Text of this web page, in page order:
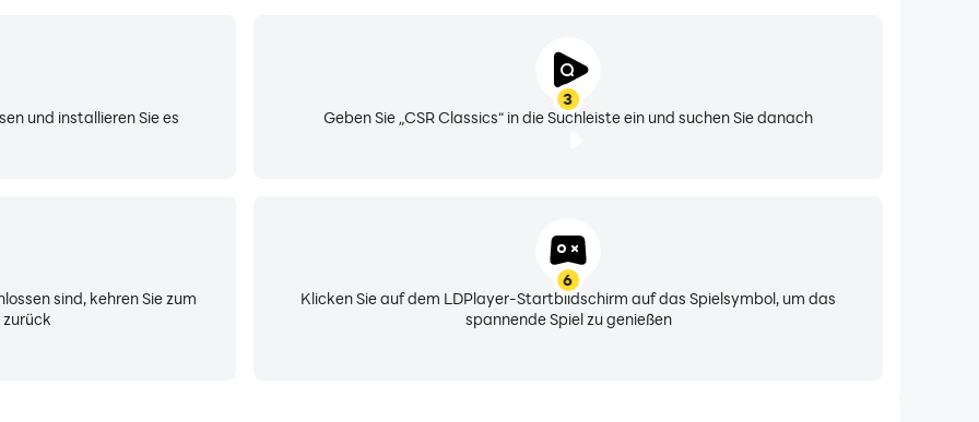
3
Geben Sie „CSR Classics“ in die Suchleiste ein und suchen Sie danach
und installieren Sie es
sind, kehren Sie zum
6
Klicken Sie auf dem LDPlayer-Startbildschirm auf das Spielsymbol, um das
spannende Spiel zu genießen